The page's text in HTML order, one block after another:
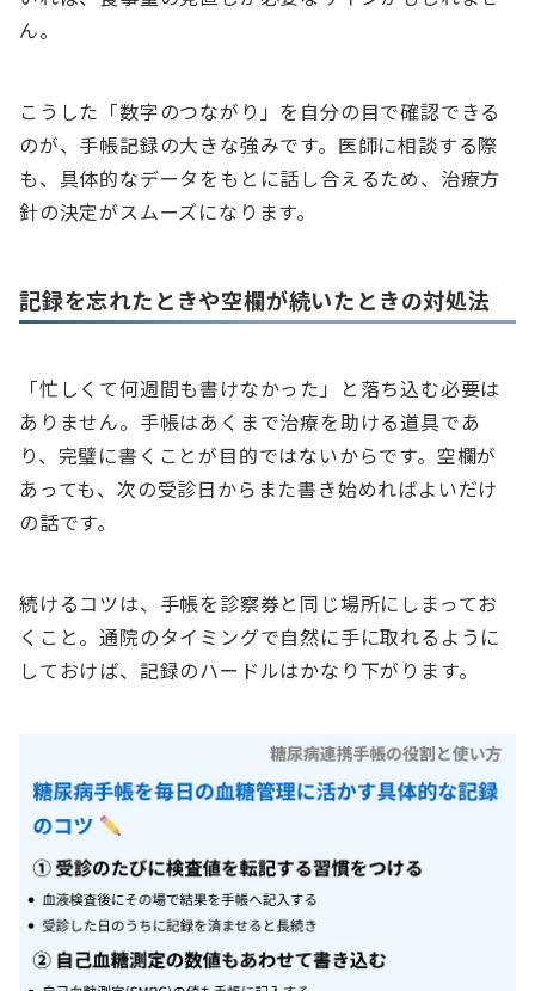
ん。
こうした「数字のつながり」を自分の目で確認できる
のが、手帳記録の大きな強みです。医師に相談する際
も、具体的なデータをもとに話し合えるため、治療方
針の決定がスムーズになります。
記録を忘れたときや空欄が続いたときの対処法
「忙しくて何週間も書けなかった」と落ち込む必要は
ありません。手帳はあくまで治療を助ける道具であ
り、完璧に書くことが目的ではないからです。空欄が
あっても、次の受診日からまた書き始めればよいだけ
の話です。
続けるコツは、手帳を診察券と同じ場所にしまってお
くこと。通院のタイミングで自然に手に取れるように
しておけば、記録のハードルはかなり下がります。